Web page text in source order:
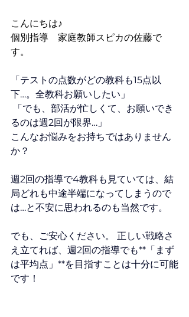
こんにちは♪
個別指導　家庭教師スピカの佐藤で
す。
「テストの点数がどの教科も15点以
下…。全教科お願いしたい」
るのは週2回が限界…」
こんなお悩みをお持ちではありません
か？
週2回の指導で4教科も見ていては、結
局どれも中途半端になってしまうので
は…と不安に思われるのも当然です。
でも、ご安心ください。 正しい戦略さ
え立てれば、週2回の指導でも**「まず
は平均点」**を目指すことは十分に可能
です！